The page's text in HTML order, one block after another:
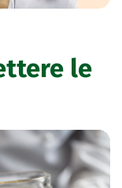
le